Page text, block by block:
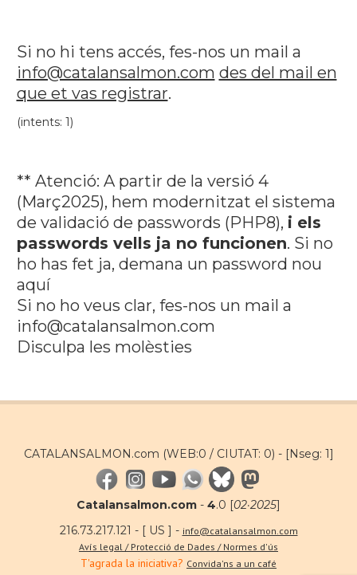
Si no hi tens accés, fes-nos un mail a
info@catalansalmon.com des del mail en
que et vas registrar.
(intents: 1)
** Atenció: A partir de la versió 4
(Març2025), hem modernitzat el sistema
de validació de passwords (PHP8), i els
passwords vells ja no funcionen. Si no
ho has fet ja, demana un password nou
aquí
Si no ho veus clar, fes-nos un mail a
info@catalansalmon.com
Disculpa les molèsties
CATALANSALMON.com (WEB:0 / CIUTAT: 0) - [Nseg: 1]
Catalansalmon.com - 4.0 [02·2025]
216.73.217.121 - [ US ] - info@catalansalmon.com
Avís legal / Protecció de Dades / Normes d'ús
T'agrada la iniciativa? Convida'ns a un café